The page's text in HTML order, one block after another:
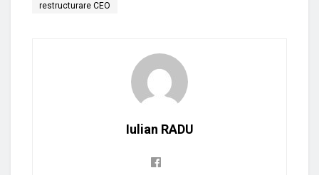
restructurare CEO
Iulian RADU